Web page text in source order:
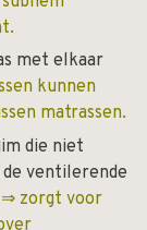
met elkaar
kunnen
matrassen.
die niet
ventilerende
zorgt voor